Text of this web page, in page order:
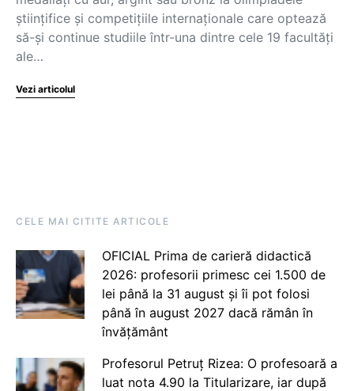
științifice și competițiile internaționale care optează
să-și continue studiile într-una dintre cele 19 facultăți
ale…
Vezi articolul
CELE MAI CITITE ARTICOLE
OFICIAL Prima de carieră didactică
2026: profesorii primesc cei 1.500 de
lei până la 31 august și îi pot folosi
până în august 2027 dacă rămân în
învățământ
Profesorul Petruț Rizea: O profesoară a
luat nota 4.90 la Titularizare, iar după